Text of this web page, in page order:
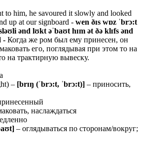
to him, he savoured it slowly and looked
up at our signboard - wen ðɪs wɒz ˈbrɔ:t
ənd lʊkt əˈbaʊt hɪm ət ðə klɪfs ənd
- Когда же ром был ему принесен, он
его, поглядывая при этом то на
на трактирную вывеску.
– [brɪŋ (ˈbrɔ:t, ˈbrɔ:t)] – приносить,
наслаждаться
t] – оглядываться по сторонам/вокруг;